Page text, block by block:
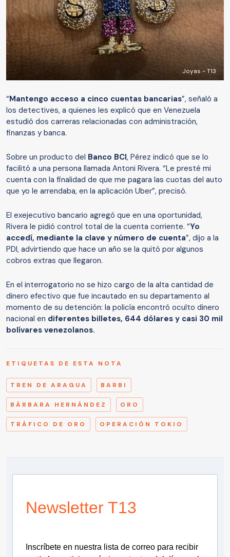
Joyas - T13
“Mantengo acceso a cinco cuentas bancarias”, señaló a
los detectives, a quienes les explicó que en Venezuela
estudió dos carreras relacionadas con administración,
finanzas y banca.
Sobre un producto del Banco BCI, Pérez indicó que se lo
facilitó a una persona llamada Antoni Rivera. “Le presté mi
cuenta con la finalidad de que me pagara las cuotas del auto
que yo le arrendaba, en la aplicación Uber”, precisó.
El exejecutivo bancario agregó que en una oportunidad,
Rivera le pidió control total de la cuenta corriente. “Yo
accedí, mediante la clave y número de cuenta”, dijo a la
PDI, advirtiendo que hace un año se la quitó por algunos
cobros extras que llegaron.
En el interrogatorio no se hizo cargo de la alta cantidad de
dinero efectivo que fue incautado en su departamento al
momento de su detención: la policía encontró oculto dinero
nacional en diferentes billetes, 644 dólares y casi 30 mil
bolívares venezolanos.
ETIQUETAS DE ESTA NOTA
TREN DE ARAGUA BARBI
BÁRBARA HERNÁNDEZ ORO
TRÁFICO DE ORO OPERACIÓN TOKIO
Newsletter T13
Inscríbete en nuestra lista de correo para recibir